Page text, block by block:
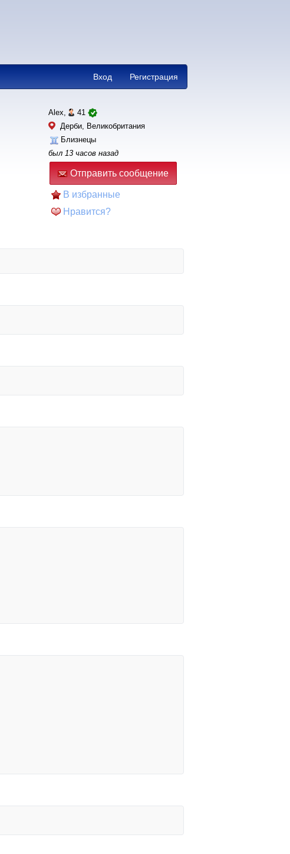
Регистрация
Вход
Alex,
41
Дерби, Великобритания
Близнецы
был 13 часов назад
Отправить сообщение
В избранные
Нравится?